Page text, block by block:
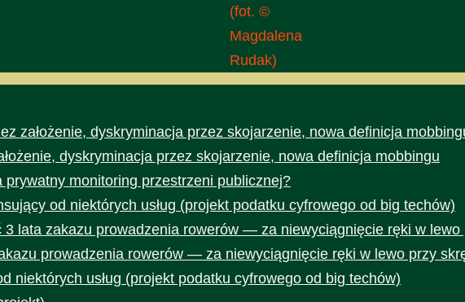
(fot. ©
Magdalena
Rudak)
założenie, dyskryminacja przez skojarzenie, nowa definicja
dyskryminacja przez skojarzenie, nowa definicja mobbingu
prywatny monitoring przestrzeni publicznej?
od niektórych usług (projekt podatku cyfrowego od big techów)
3 lata zakazu prowadzenia rowerów — za niewyciągnięcie ręki w lewo
prowadzenia rowerów — za niewyciągnięcie ręki w lewo przy
niektórych usług (projekt podatku cyfrowego od big techów)